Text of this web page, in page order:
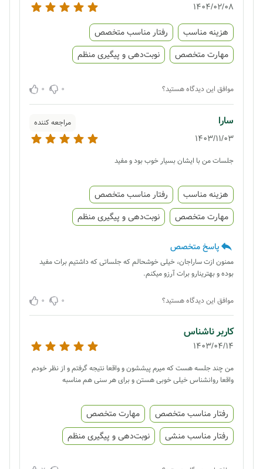
1404/02/08
هزینه مناسب
رفتار مناسب متخصص
مهارت متخصص
نوبت‌دهی و پیگیری منظم
موافق این دیدگاه هستید؟ 0
0
سارا مراجعه کننده
1403/11/03
جلسات من با ایشان بسیار خوب بود و مفید
هزینه مناسب
رفتار مناسب متخصص
مهارت متخصص
نوبت‌دهی و پیگیری منظم
پاسخ متخصص
ممنون ازت ساراجان، خیلی خوشحالم که جلساتی که داشتیم برات مفید
بوده و بهترینارو برات آرزو میکنم.
موافق این دیدگاه هستید؟ 0
0
کاربر ناشناس
1403/04/14
من چند جلسه هست که میرم پیششون و واقعا نتیجه گرفتم و از نظر خودم
واقعا روانشناس خیلی خوبی هستن و برای هر سنی هم مناسبه
رفتار مناسب متخصص
مهارت متخصص
رفتار مناسب منشی
نوبت‌دهی و پیگیری منظم